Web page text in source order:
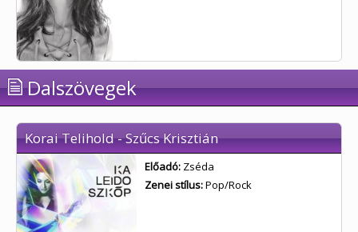
Dalszövegek
Korai Telihold - Szűcs Krisztián
Előadó: Zséda
Zenei stílus:Pop/Rock